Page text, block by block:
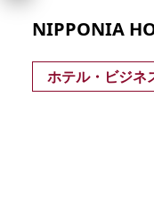
NIPPONIA
ホテル・ビジネ